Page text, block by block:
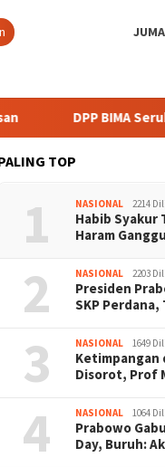
Serukan Mitigasi
TOP
1 NASIONAL 2214
Habib Syakur
Haram
2 NASIONAL 2203
Presiden
SKP
3 NASIONAL 1649
Ketimpangan
Disorot, Prof
4 NASIONAL 1064
Prabowo
Day, Buruh: